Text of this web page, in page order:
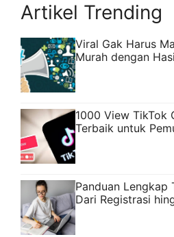
Artikel Trending
Viral Gak Harus
Murah dengan
1000 View TikTok
Terbaik untuk
Panduan Lengkap
Dari Registrasi